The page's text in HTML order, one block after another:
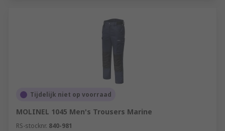
Tijdelijk niet op voorraad
MOLINEL 1045 Men's Trousers Marine
RS-stocknr. 840-981